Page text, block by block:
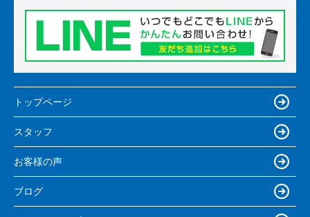
トップページ
スタッフ
お客様の声
ブログ